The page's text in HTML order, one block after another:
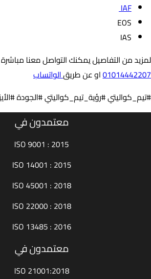
IAF
EOS
IAS
لمزيد من التفاصيل يمكنك التواصل معنا
01014442207او عن طريقالواتساب
#تيم_كواليتي #رؤية_تيم_كواليتي #الجودة
معتمدون في
ISO 9001 : 2015
ISO 14001 : 2015
ISO 45001 : 2018
ISO 22000 : 2018
ISO 13485 : 2016
معتمدون في
ISO 21001:2018